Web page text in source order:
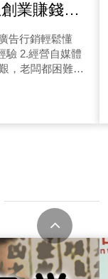
業賺錢一
方針是怎麼做
是能被記住，
到產品，進而將
學會推算產品
怎麼寫？ 相
件事吧！怎麼樣